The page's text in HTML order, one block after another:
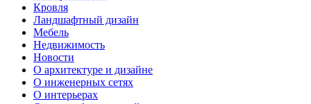
Кровля
Ландшафтный дизайн
Мебель
Недвижимость
Новости
О архитектуре и дизайне
О инженерных сетях
О интерьерах